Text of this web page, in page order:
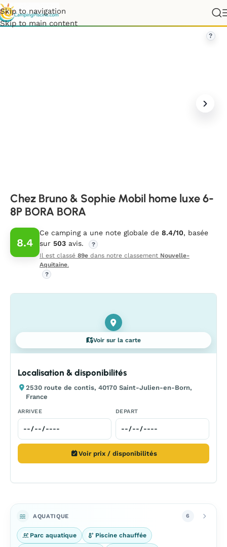
Skip to navigation
Skip to main content
»Chez Bruno & Sophie Mobil home luxe 6-8P BORA BORA
?
Chez Bruno & Sophie Mobil home luxe 6-
8P BORA BORA
8.4
Ce camping a une note globale de 8.4/10, basée
sur 503 avis.
?
Il est classé 89e dans notre classement Nouvelle-
Aquitaine.
?
Voir sur la carte
Localisation & disponibilités
2530 route de contis, 40170 Saint-Julien-en-Born,
France
ARRIVEE DEPART
Voir prix / disponibilités
AQUATIQUE 6
Parc aquatique Piscine chauffée